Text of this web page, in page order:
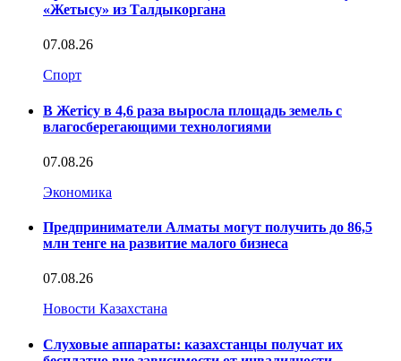
«Жетысу» из Талдыкоргана
07.08.26
Спорт
В Жетісу в 4,6 раза выросла площадь земель с
влагосберегающими технологиями
07.08.26
Экономика
Предприниматели Алматы могут получить до 86,5
млн тенге на развитие малого бизнеса
07.08.26
Новости Казахстана
Слуховые аппараты: казахстанцы получат их